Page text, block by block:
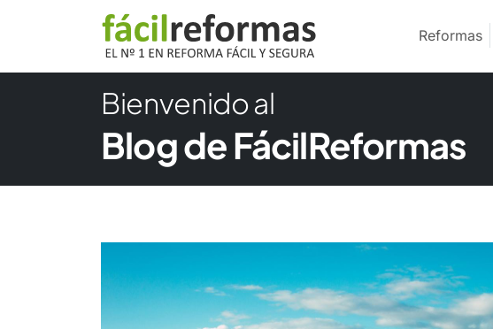
Reformas
Bienvenido al
Blog de FácilReformas